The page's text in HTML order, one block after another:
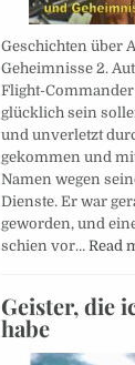
Geschichten über
Geheimnisse 2.
Flight-Commander
glücklich sein
und unverletzt
gekommen und
Namen wegen
Dienste. Er war
geworden, und
schien vor… Read
Geister, die
habe